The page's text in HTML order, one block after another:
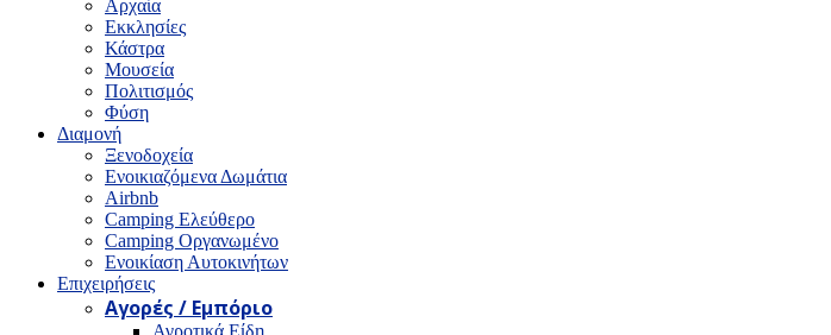
Αρχαία
Εκκλησίες
Κάστρα
Μουσεία
Πολιτισμός
Φύση
Διαμονή
Ξενοδοχεία
Ενοικιαζόμενα Δωμάτια
Airbnb
Camping Ελεύθερο
Camping Οργανωμένο
Ενοικίαση Αυτοκινήτων
Επιχειρήσεις
Αγορές / Εμπόριο